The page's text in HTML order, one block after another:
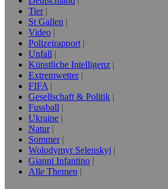
Tier
St Gallen
Video
Polizeirapport
Unfall
Künstliche Intelligenz
Extremwetter
FIFA
Gesellschaft & Politik
Fussball
Ukraine
Natur
Sommer
Wolodymyr Selenskyj
Gianni Infantino
Alle Themen